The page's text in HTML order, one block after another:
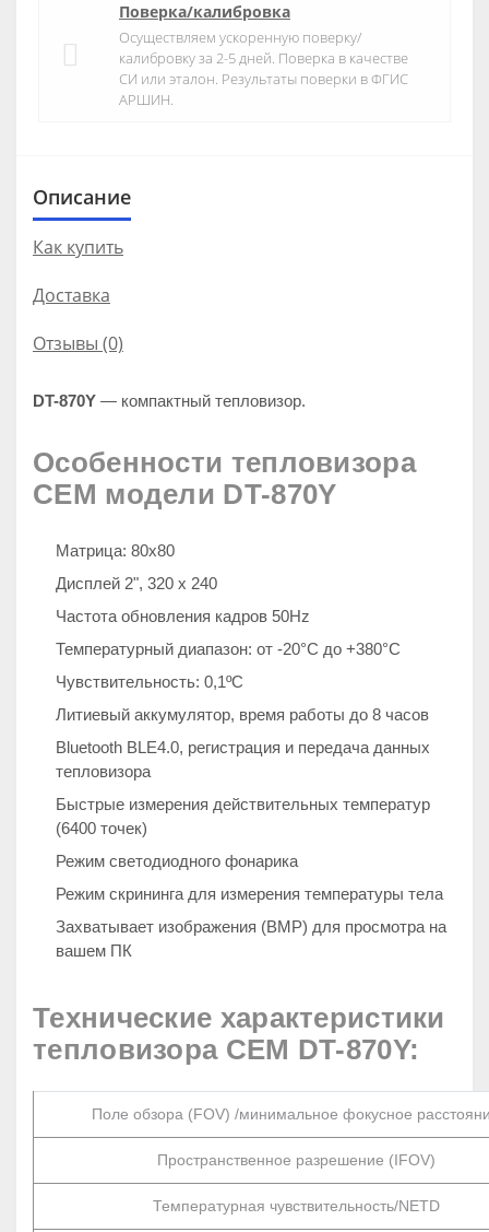
Поверка/калибровка
Осуществляем ускоренную поверку/
калибровку за 2-5 дней. Поверка в качестве
СИ или эталон. Результаты поверки в ФГИС
АРШИН.
Описание
Как купить
Доставка
Отзывы (0)
DT-870Y — компактный тепловизор.
Особенности тепловизора
CEM модели DT-870Y
Матрица: 80х80
Дисплей 2", 320 х 240
Частота обновления кадров 50Hz
Температурный диапазон: от -20°С до +380°С
Чувствительность: 0,1ºC
Литиевый аккумулятор, время работы до 8 часов
Bluetooth BLE4.0, регистрация и передача данных
тепловизора
Быстрые измерения действительных температур
(6400 точек)
Режим светодиодного фонарика
Режим скрининга для измерения температуры тела
Захватывает изображения (BMP) для просмотра на
вашем ПК
Технические характеристики
тепловизора CEM DT-870Y:
Поле обзора (FOV) /минимальное фокусное
Пространственное разрешение (IFOV)
Температурная чувствительность/NETD